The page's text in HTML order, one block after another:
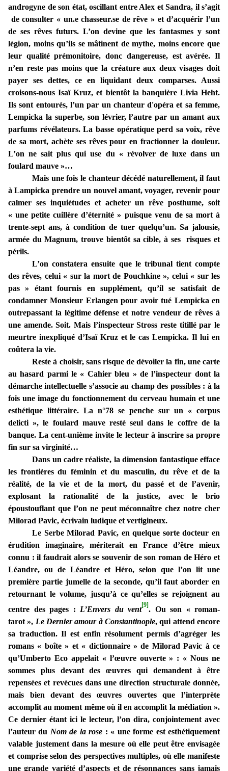
androgyne de son état, oscillant entre Alex et Sandra, il s’agit
de consulter « un.e chasseur.se de rêve » et d’acquérir l’un
de ses rêves futurs. L’on devine que les fantasmes y sont
légion, moins qu’ils se mâtinent de mythe, moins encore que
leur qualité prémonitoire, donc dangereuse, est avérée. Il
n’en reste pas moins que la créature aux deux visages doit
payer ses dettes, ce en liquidant deux comparses. Aussi
croisons-nous Isaï Kruz, et bientôt la banquière Livia Heht.
Ils sont entourés, l’un par un chanteur d'opéra et sa femme,
Lempicka la superbe, son lévrier, l’autre par un amant aux
parfums révélateurs. La basse opératique perd sa voix, rêve
de sa mort, achète ses rêves pour en fractionner la douleur.
L’on ne sait plus qui use du « révolver de luxe dans un
foulard mauve »…
Mais une fois le chanteur décédé naturellement, il faut
à Lampicka prendre un nouvel amant, voyager, revenir pour
calmer ses inquiétudes et acheter un rêve posthume, soit
« une petite cuillère d’éternité » puisque venu de sa mort à
trente-sept ans, à condition de tuer quelqu’un. Sa jalousie,
armée du Magnum, trouve bientôt sa cible, à ses risques et
périls.
L’on constatera ensuite que le tribunal tient compte
des rêves, celui « sur la mort de Pouchkine », celui « sur les
pas » étant fournis en supplément, qu’il se satisfait de
condamner Monsieur Erlangen pour avoir tué Lempicka en
outrepassant la légitime défense et notre vendeur de rêves à
une amende. Soit. Mais l’inspecteur Stross reste titillé par le
meurtre inexpliqué d’Isaï Kruz et le cas Lempicka. Il lui en
coûtera la vie.
Reste à choisir, sans risque de dévoiler la fin, une carte
au hasard parmi le « Cahier bleu » de l’inspecteur dont la
démarche intellectuelle s’associe au champ des possibles : à la
fois une image du fonctionnement du cerveau humain et une
esthétique littéraire. La n°78 se penche sur un « corpus
delicti », le foulard mauve resté seul dans le coffre de la
banque. La cent-unième invite le lecteur à inscrire sa propre
fin sur sa virginité…
Dans un cadre réaliste, la dimension fantastique efface
les frontières du féminin et du masculin, du rêve et de la
réalité, de la vie et de la mort, du passé et de l’avenir,
explosant la rationalité de la justice, avec le brio
époustouflant que l’on ne peut méconnaître chez notre cher
Milorad Pavic, écrivain ludique et vertigineux.
Le Serbe Milorad Pavic, en quelque sorte docteur en
érudition imaginaire, mériterait en France d’être mieux
connu : il faudrait alors se souvenir de son roman de Héro et
Léandre, ou de Léandre et Héro, selon que l’on lit une
première partie jumelle de la seconde, qu’il faut aborder en
retournant le volume, jusqu’à ce qu’elles se rejoignent au
centre des pages : L’Envers du vent[9]. Ou son « roman-
tarot », Le Dernier amour à Constantinople, qui attend encore
sa traduction. Il est enfin résolument permis d’agréger les
romans « boîte » et « dictionnaire » de Milorad Pavic à ce
qu’Umberto Eco appelait « l’œuvre ouverte » : « Nous ne
sommes plus devant des œuvres qui demandent à être
repensées et revécues dans une direction structurale donnée,
mais bien devant des œuvres ouvertes que l’interprète
accomplit au moment même où il en accomplit la médiation ».
Ce dernier étant ici le lecteur, l’on dira, conjointement avec
l’auteur du Nom de la rose : « une forme est esthétiquement
valable justement dans la mesure où elle peut être envisagée
et comprise selon des perspectives multiples, où elle manifeste
une grande variété d’aspects et de résonnances sans jamais